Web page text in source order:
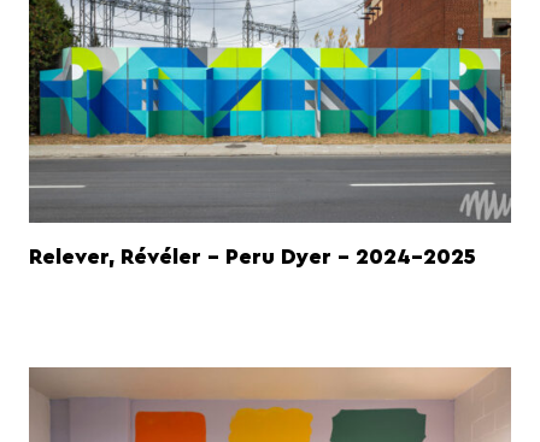
Relever, Révéler - Peru Dyer - 2024-2025